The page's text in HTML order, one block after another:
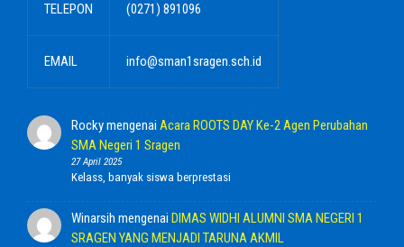
TELEPON (0271) 891096
EMAIL info@sman1sragen.sch.id
Rockymengenai Acara ROOTS DAY Ke-2 Agen Perubahan
SMA Negeri 1 Sragen
27 April 2025
Kelass, banyak siswa berprestasi
Winarsih mengenai DIMAS WIDHI ALUMNI SMA NEGERI 1
SRAGEN YANG MENJADI TARUNA AKMIL